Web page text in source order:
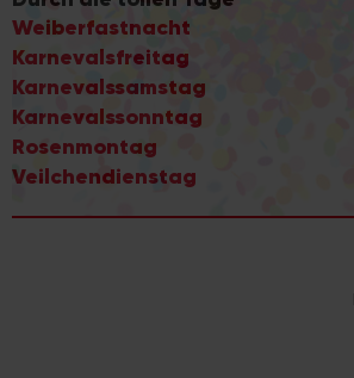
gesammelt haben.
Weiberfastnacht
Karnevalsfreitag
Karnevalssamstag
Karnevalssonntag
Rosenmontag
Veilchendienstag